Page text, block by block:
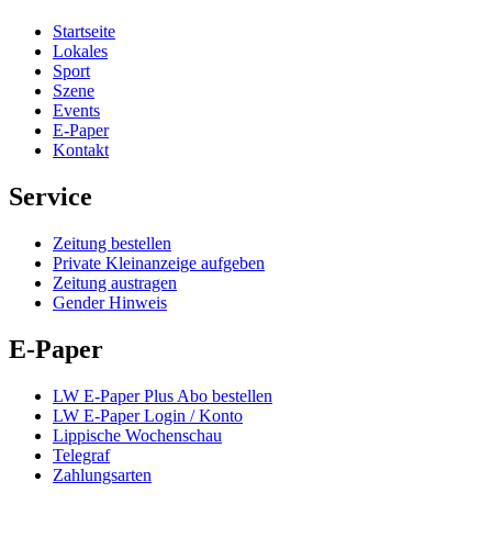
Startseite
Lokales
Sport
Szene
Events
E-Paper
Kontakt
Service
Zeitung bestellen
Private Kleinanzeige aufgeben
Zeitung austragen
Gender Hinweis
E-Paper
LW E-Paper Plus Abo bestellen
LW E-Paper Login / Konto
Lippische Wochenschau
Telegraf
Zahlungsarten